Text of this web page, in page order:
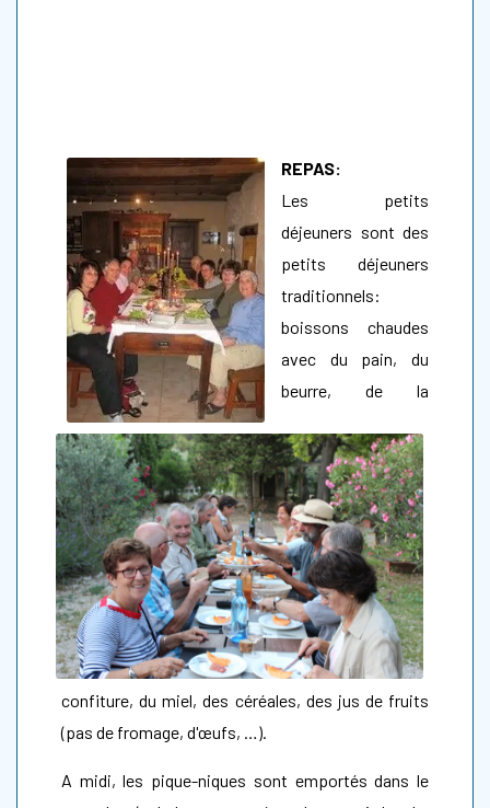
REPAS:
Les petits
déjeuners sont des
petits déjeuners
traditionnels:
boissons chaudes
avec du pain, du
beurre, de la
confiture, du miel, des céréales, des jus de fruits
(pas de fromage, d'œufs, …).
A midi, les pique-niques sont emportés dans le